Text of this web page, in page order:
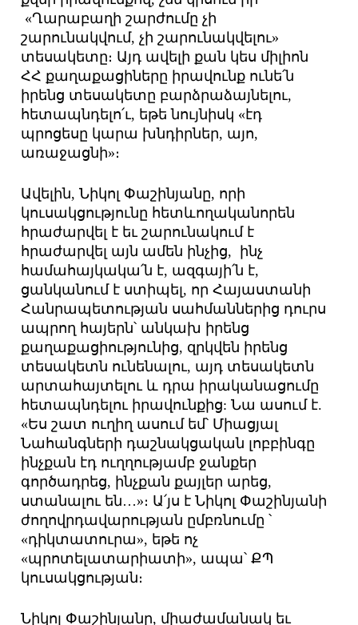
«Ղարաբաղի շարժումը չի
շարունակվում, չի շարունակվելու»
տեսակետը։ Այդ ավելի քան կես միլիոն
ՀՀ քաղաքացիները իրավունք ունե՛ն
իրենց տեսակետը բարձրաձայնելու,
հետապնդելո՛ւ, եթե նույնիսկ «էդ
պրոցեսը կարա խնդիրներ, այո,
առաջացնի»։
Ավելին, Նիկոլ Փաշինյանը, որի
կուսակցությունը հետևողականորեն
հրաժարվել է եւ շարունակում է
հրաժարվել այն ամեն ինչից, ինչ
համահայկակա՛ն է, ազգայի՛ն է,
ցանկանում է ստիպել, որ Հայաստանի
Հանրապետության սահմաններից դուրս
ապրող հայերն՝ անկախ իրենց
քաղաքացիությունից, զրկվեն իրենց
տեսակետն ունենալու, այդ տեսակետն
արտահայտելու և դրա իրականացումը
հետապնդելու իրավունքից: Նա ասում է.
«Ես շատ ուղիղ ասում եմ՝ Միացյալ
Նահանգների դաշնակցական լոբբինգը
ինչքան էդ ուղղությամբ ջանքեր
գործադրեց, ինչքան քայլեր արեց,
ստանալու են…»։ Ա՛յս է Նիկոլ Փաշինյանի
ժողովրդավարության ըմբռնումը ՝
«դիկտատուրա», եթե ոչ
«պրոտելատարիատի», ապա՝ ՔՊ
կուսակցության։
Նիկոլ Փաշինյանը, միաժամանակ եւ